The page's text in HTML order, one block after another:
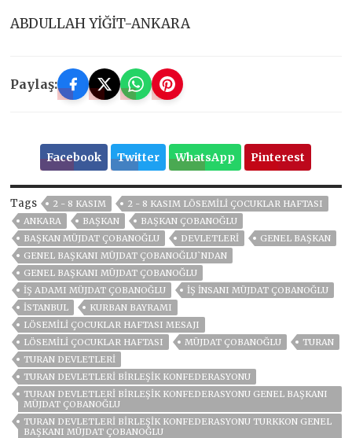
ABDULLAH YİĞİT-ANKARA
Paylaş:
Facebook Twitter WhatsApp Pinterest
Tags 2 - 8 KASIM
2 - 8 KASIM LÖSEMILI ÇOCUKLAR HAFTASI
ANKARA
BAŞKAN
BAŞKAN ÇOBANOĞLU
BAŞKAN MÜJDAT ÇOBANOĞLU
DEVLETLERI
GENEL BAŞKAN
GENEL BAŞKANI MÜJDAT ÇOBANOĞLU`NDAN
GENEL BAŞKANI MÜJDAT ÇOBANOĞLU
IŞ ADAMI MÜJDAT ÇOBANOĞLU
IŞ INSANI MÜJDAT ÇOBANOĞLU
ISTANBUL
KURBAN BAYRAMI
LÖSEMİLİ ÇOCUKLAR HAFTASI MESAJI
LÖSEMILI ÇOCUKLAR HAFTASI
MÜJDAT ÇOBANOĞLU
TURAN
TURAN DEVLETLERI
TURAN DEVLETLERI BIRLEŞIK KONFEDERASYONU
TURAN DEVLETLERI BIRLEŞIK KONFEDERASYONU GENEL BAŞKANI
MÜJDAT ÇOBANOĞLU
TURAN DEVLETLERI BIRLEŞIK KONFEDERASYONU TURKKON GENEL
BAŞKANI MÜJDAT ÇOBANOĞLU